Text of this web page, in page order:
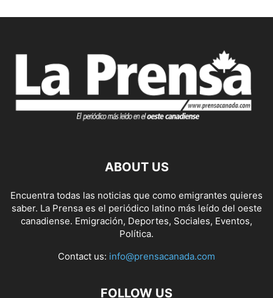
ABOUT US
Encuentra todas las noticias que como emigrantes quieres
saber. La Prensa es el periódico latino más leído del oeste
canadiense. Emigración, Deportes, Sociales, Eventos,
Política.
Contact us: info@prensacanada.com
FOLLOW US